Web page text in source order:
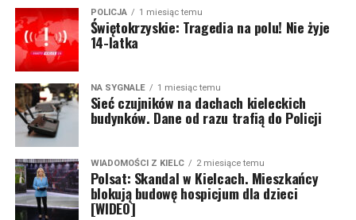
POLICJA 1 miesiąc temu
Świętokrzyskie: Tragedia na polu! Nie żyje
14-latka
NA SYGNALE 1 miesiąc temu
Sieć czujników na dachach kieleckich
budynków. Dane od razu trafią do Policji
WIADOMOŚCI Z KIELC 2 miesiące temu
Polsat: Skandal w Kielcach. Mieszkańcy
blokują budowę hospicjum dla dzieci
[WIDEO]